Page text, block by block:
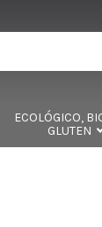
ECOLÓGICO,
GLUTEN